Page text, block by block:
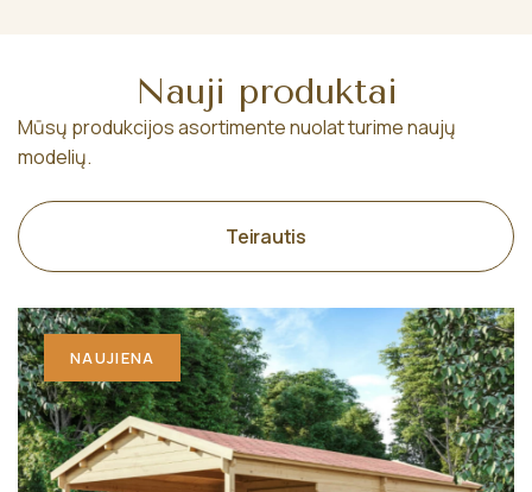
Nauji produktai
Mūsų produkcijos asortimente nuolat turime naujų
modelių.
Teirautis
NAUJIENA